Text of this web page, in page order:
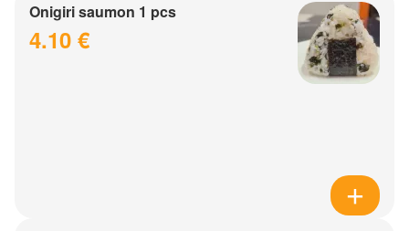
Onigiri saumon 1 pcs
4.10 €